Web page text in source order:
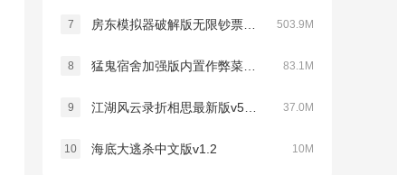
7 503.9M
8 83.1M
9 37.0M
10 海底大逃杀中文版v1.2 10M